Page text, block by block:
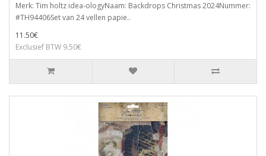
Merk: Tim holtz idea-ologyNaam: Backdrops Christmas 2024Nummer:
#TH94406Set van 24 vellen papie..
11.50€
Exclusief BTW 9.50€